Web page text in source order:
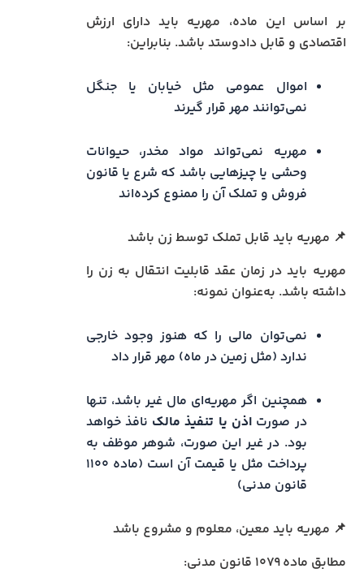
بر اساس این ماده، مهریه باید دارای ارزش
اقتصادی و قابل دادوستد باشد. بنابراین:
اموال عمومی مثل خیابان یا جنگل
نمی‌توانند مهر قرار گیرند
مهریه نمی‌تواند مواد مخدر، حیوانات
وحشی یا چیزهایی باشد که شرع یا قانون
فروش و تملک آن را ممنوع کرده‌اند
📌 مهریه باید قابل تملک توسط زن باشد
مهریه باید در زمان عقد قابلیت انتقال به زن را
داشته باشد. به‌عنوان نمونه:
نمی‌توان مالی را که هنوز وجود خارجی
ندارد (مثل زمین در ماه) مهر قرار داد
همچنین اگر مهریه‌ای مال غیر باشد، تنها
در صورتاذن یا تنفیذ مالک نافذ خواهد
بود. در غیر این صورت، شوهر موظف به
پرداخت مثل یا قیمت آن است (ماده ۱۱۰۰
قانون مدنی)
📌 مهریه باید معین، معلوم و مشروع باشد
مطابق ماده ۱۰۷۹ قانون مدنی: